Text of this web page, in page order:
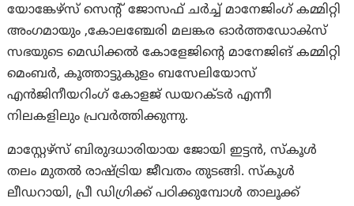
യോങ്കേഴ്‌സ്‌ സെന്റ്‌ ജോസഫ്‌ ചര്‍ച്ച്‌ മാനേജിംഗ്‌ കമ്മിറ്റി
അംഗമായും ,കോലഞ്ചേരി മലങ്കര ഓർത്തഡോൿസ്
സഭയുടെ മെഡിക്കൽ കോളേജിന്റെ മാനേജിങ് കമ്മിറ്റി
മെംബർ, കൂത്താട്ടുകുളം ബസേലിയോസ്‌
എന്‍ജിനീയറിംഗ്‌ കോളജ്‌ ഡയറക്‌ടര്‍ എന്നീ
നിലകളിലും പ്രവര്‍ത്തിക്കുന്നു.
മാസ്റ്റേഴ്‌സ്‌ ബിരുദധാരിയായ ജോയി ഇട്ടൻ, സ്‌കൂള്‍
തലം മുതൽ രാഷ്ട്രിയ ജീവതം തുടങ്ങി. സ്‌കൂള്‍
ലീഡറായി, പ്രീ ഡിഗ്രിക്ക്‌ പഠിക്കുമ്പോള്‍ താലൂക്ക്‌